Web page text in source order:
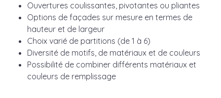
Ouvertures coulissantes, pivotantes ou pliantes
Options de façades sur mesure en termes de
hauteur et de largeur
Choix varié de partitions (de 1 à 6)
Diversité de motifs, de matériaux et de couleurs
Possibilité de combiner différents matériaux et
couleurs de remplissage